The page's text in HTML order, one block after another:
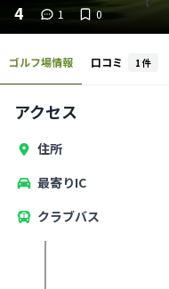
4 1 0
ゴルフ場情報 口コミ 1 件
アクセス
住所
最寄りIC
クラブバス